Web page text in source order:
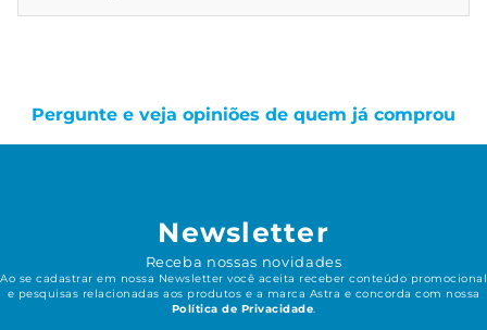
Pergunte e veja opiniões de quem já comprou
Newsletter
Receba nossas novidades
Ao se cadastrar em nossa Newsletter você aceita receber conteúdo promocional
e pesquisas relacionadas aos produtos e a marca Astra e concorda com nossa
Política de Privacidade